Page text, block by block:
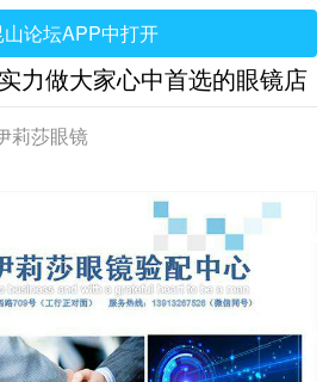
论坛APP中打开
力做大家心中首选的眼镜店
莉莎眼镜